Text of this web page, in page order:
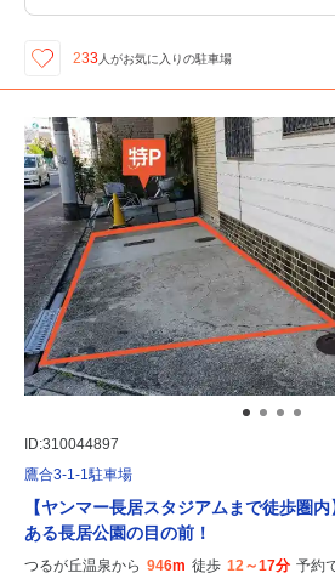
233人がお気に入りの駐車場
ID:310044897
鷹合3-1-1駐車場
【ヤンマー長居スタジアムまで徒歩圏
ある長居公園の目の前！
つるが丘温泉から 946m 徒歩 12～17分 予約